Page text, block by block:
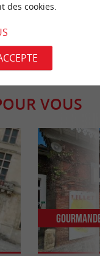
Lagarde -CC BY-
VOUS
des cookies.